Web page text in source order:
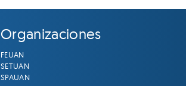
Organizaciones
FEUAN
SETUAN
SPAUAN